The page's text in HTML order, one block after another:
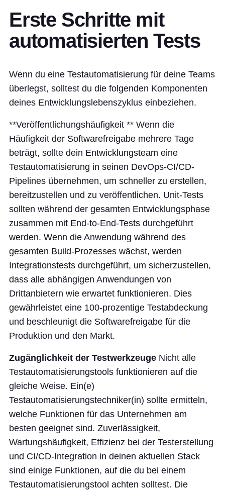
Erste Schritte mit
automatisierten Tests
Wenn du eine Testautomatisierung für deine Teams
überlegst, solltest du die folgenden Komponenten
deines Entwicklungslebenszyklus einbeziehen.
**Veröffentlichungshäufigkeit ** Wenn die
Häufigkeit der Softwarefreigabe mehrere Tage
beträgt, sollte dein Entwicklungsteam eine
Testautomatisierung in seinen DevOps-CI/CD-
Pipelines übernehmen, um schneller zu erstellen,
bereitzustellen und zu veröffentlichen. Unit-Tests
sollten während der gesamten Entwicklungsphase
zusammen mit End-to-End-Tests durchgeführt
werden. Wenn die Anwendung während des
gesamten Build-Prozesses wächst, werden
Integrationstests durchgeführt, um sicherzustellen,
dass alle abhängigen Anwendungen von
Drittanbietern wie erwartet funktionieren. Dies
gewährleistet eine 100-prozentige Testabdeckung
und beschleunigt die Softwarefreigabe für die
Produktion und den Markt.
Zugänglichkeit der Testwerkzeuge Nicht alle
Testautomatisierungstools funktionieren auf die
gleiche Weise. Ein(e)
Testautomatisierungstechniker(in) sollte ermitteln,
welche Funktionen für das Unternehmen am
besten geeignet sind. Zuverlässigkeit,
Wartungshäufigkeit, Effizienz bei der Testerstellung
und CI/CD-Integration in deinen aktuellen Stack
sind einige Funktionen, auf die du bei einem
Testautomatisierungstool achten solltest. Die